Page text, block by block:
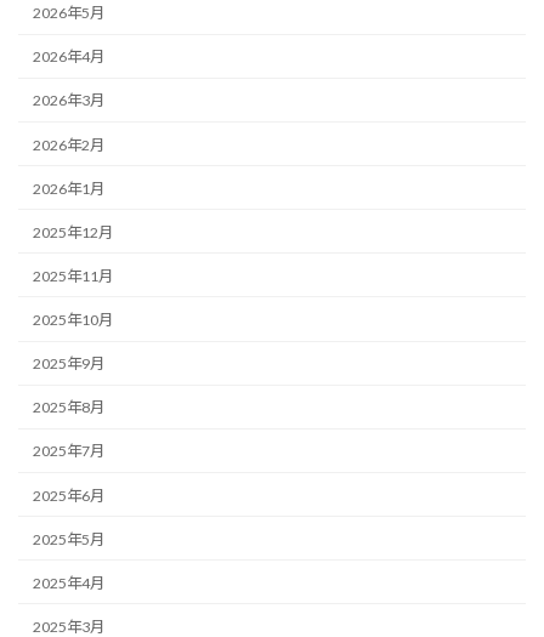
2026年5月
2026年4月
2026年3月
2026年2月
2026年1月
2025年12月
2025年11月
2025年10月
2025年9月
2025年8月
2025年7月
2025年6月
2025年5月
2025年4月
2025年3月